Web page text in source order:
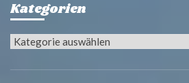
Kategorien
Kategorien